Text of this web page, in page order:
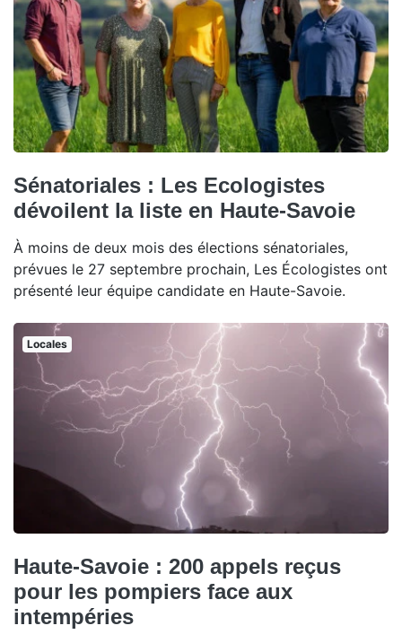
Sénatoriales : Les Ecologistes
dévoilent la liste en Haute-Savoie
À moins de deux mois des élections sénatoriales,
prévues le 27 septembre prochain, Les Écologistes ont
présenté leur équipe candidate en Haute-Savoie.
Locales
Haute-Savoie : 200 appels reçus
pour les pompiers face aux
intempéries